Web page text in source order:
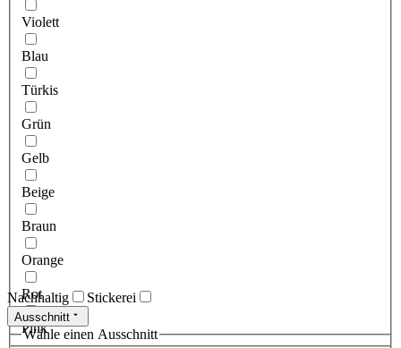
Violett
Blau
Türkis
Grün
Gelb
Beige
Braun
Orange
Rot
Pink
Nachhaltig Stickerei
Ausschnitt
Wähle einen Ausschnitt